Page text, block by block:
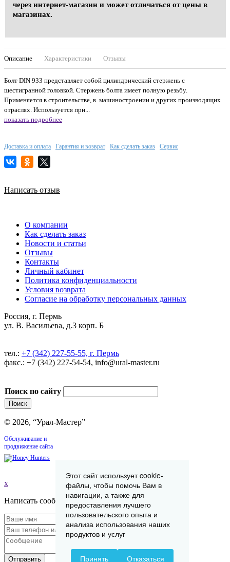
через интернет-магазин и может отличаться от цены в
магазинах.
Описание Характеристики Отзывы
Болт DIN 933 представляет собой цилиндрический стержень с
шестигранной головкой. Стержень болта имеет полную резьбу.
Применяется в строительстве, в машиностроении и других производящих
отраслях. Используется при...
показать подробнее
Доставка и оплата Гарантия и возврат Как сделать заказ Сервис
Написать отзыв
О компании
Как сделать заказ
Новости и статьи
Отзывы
Контакты
Личный кабинет
Политика конфиденциальности
Условия возврата
Согласие на обработку персональных данных
Россия, г. Пермь
ул. В. Васильева, д.3 корп. Б
тел.: +7 (342) 227-55-55, г. Пермь
факс.: +7 (342) 227-54-54, info@ural-master.ru
Поиск по сайту
© 2026, “Урал-Мастер”
Обслуживание и
продвижение сайта
x
Написать сообщение
Отправить
Этот сайт использует cookie-
файлы, чтобы помочь Вам в
навигации, а также для
предоставления лучшего
пользовательского опыта и
анализа использования наших
продуктов и услуг
Принять Отказаться